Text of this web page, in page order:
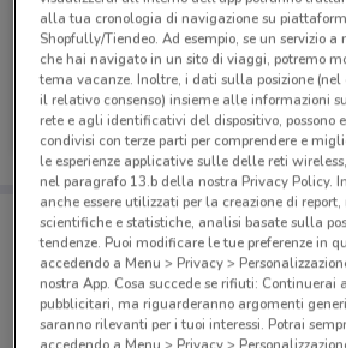
Opel
Porta DoveConviene sempre
Puoi trovare le migliori offerte
salvarle e creare la tua lista del
dal tuo cellulare.
SCARICA
alla tua cronologia di navigazione su
Shopfully/Tiendeo. Ad esempio, se un servizio
che hai navigato in un sito di viaggi, potremo
tema vacanze. Inoltre, i dati sulla posizione
il relativo consenso) insieme alle informazioni
rete e agli identificativi del dispositivo, possono
condivisi con terze parti per comprendere e
le esperienze applicative sulle delle reti
nel paragrafo 13.b della nostra Privacy Policy.
anche essere utilizzati per la creazione di
scientifiche e statistiche, analisi basate sulla
tendenze. Puoi modificare le tue preferenze in
accedendo a Menu > Privacy >
nostra App. Cosa succede se rifiuti: Continuerai
pubblicitari, ma riguarderanno argomenti
saranno rilevanti per i tuoi interessi. Potrai